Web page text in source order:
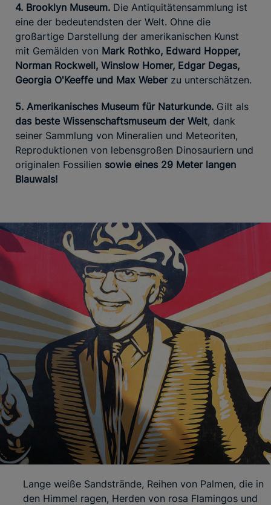
4. Brooklyn Museum. Die Antiquitätensammlung ist
eine der bedeutendsten der Welt. Ohne die
großartige Darstellung der amerikanischen Kunst
mit Gemälden von Mark Rothko, Edward Hopper,
Norman Rockwell, Winslow Homer, Edgar Degas,
Georgia O'Keeffe und Max Weberzu unterschätzen.
5. Amerikanisches Museum für Naturkunde. Gilt als
das beste Wissenschaftsmuseum der Welt, dank
seiner Sammlung von Mineralien und Meteoriten,
Reproduktionen von lebensgroßen Dinosauriern und
originalen Fossilien sowie eines 29 Meter langen
Blauwals!
Lange weiße Sandstrände, Reihen von Palmen, die in
den Himmel ragen, Herden von rosa Flamingos und